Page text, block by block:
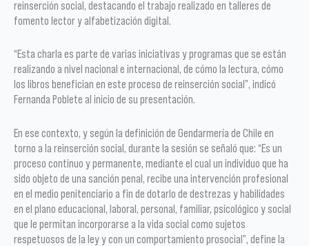
reinserción social, destacando el trabajo realizado en talleres de
fomento lector y alfabetización digital.
“Esta charla es parte de varias iniciativas y programas que se están
realizando a nivel nacional e internacional, de cómo la lectura, cómo
los libros benefician en este proceso de reinserción social”, indicó
Fernanda Poblete al inicio de su presentación.
En ese contexto, y según la definición de Gendarmería de Chile en
torno a la reinserción social, durante la sesión se señaló que: “Es un
proceso continuo y permanente, mediante el cual un individuo que ha
sido objeto de una sanción penal, recibe una intervención profesional
en el medio penitenciario a fin de dotarlo de destrezas y habilidades
en el plano educacional, laboral, personal, familiar, psicológico y social
que le permitan incorporarse a la vida social como sujetos
respetuosos de la ley y con un comportamiento prosocial”, define la